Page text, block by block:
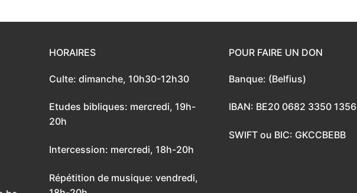
HORAIRES
Culte: dimanche, 10h30-12h30
Etudes bibliques: mercredi, 19h-
20h
Intercession: mercredi, 18h-20h
Répétition de musique: vendredi,
POUR FAIRE UN DON
Banque: (Belfius)
IBAN: BE20 0682 3350 1356
SWIFT ou BIC: GKCCBEBB